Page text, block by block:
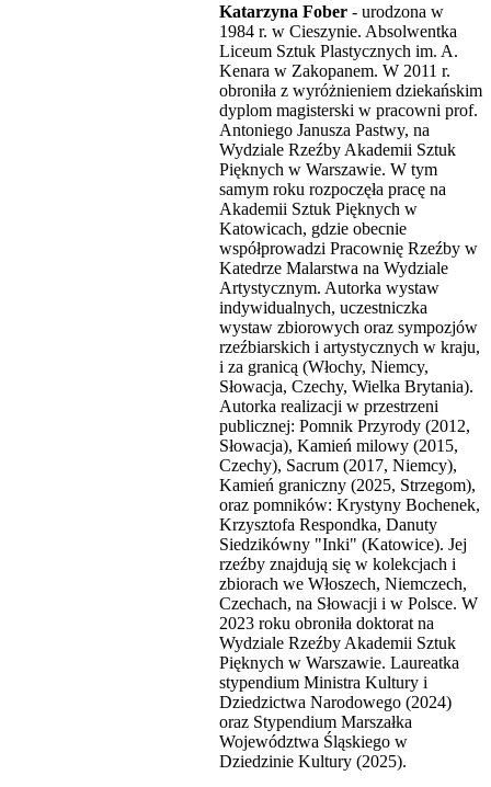
Katarzyna Fober - urodzona w
1984 r. w Cieszynie. Absolwentka
Liceum Sztuk Plastycznych im. A.
Kenara w Zakopanem. W 2011 r.
obroniła z wyróżnieniem dziekańskim
dyplom magisterski w pracowni prof.
Antoniego Janusza Pastwy, na
Wydziale Rzeźby Akademii Sztuk
Pięknych w Warszawie. W tym
samym roku rozpoczęła pracę na
Akademii Sztuk Pięknych w
Katowicach, gdzie obecnie
współprowadzi Pracownię Rzeźby w
Katedrze Malarstwa na Wydziale
Artystycznym. Autorka wystaw
indywidualnych, uczestniczka
wystaw zbiorowych oraz sympozjów
rzeźbiarskich i artystycznych w kraju,
i za granicą (Włochy, Niemcy,
Słowacja, Czechy, Wielka Brytania).
Autorka realizacji w przestrzeni
publicznej: Pomnik Przyrody (2012,
Słowacja), Kamień milowy (2015,
Czechy), Sacrum (2017, Niemcy),
Kamień graniczny (2025, Strzegom),
oraz pomników: Krystyny Bochenek,
Krzysztofa Respondka, Danuty
Siedzikówny "Inki" (Katowice). Jej
rzeźby znajdują się w kolekcjach i
zbiorach we Włoszech, Niemczech,
Czechach, na Słowacji i w Polsce. W
2023 roku obroniła doktorat na
Wydziale Rzeźby Akademii Sztuk
Pięknych w Warszawie. Laureatka
stypendium Ministra Kultury i
Dziedzictwa Narodowego (2024)
oraz Stypendium Marszałka
Województwa Śląskiego w
Dziedzinie Kultury (2025).